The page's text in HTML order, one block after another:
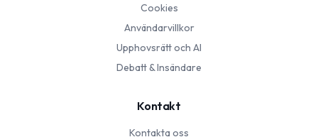
Cookies
Användarvillkor
Upphovsrätt och AI
Debatt & Insändare
Kontakt
Kontakta oss